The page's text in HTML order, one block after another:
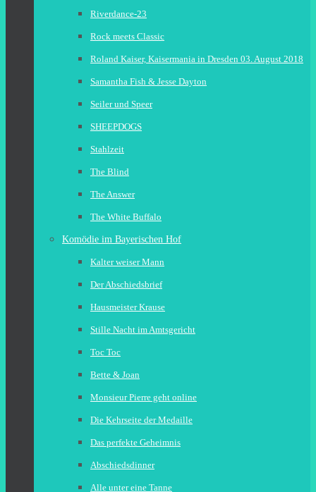
Riverdance-23
Rock meets Classic
Roland Kaiser, Kaisermania in Dresden 03. August 2018
Samantha Fish & Jesse Dayton
Seiler und Speer
SHEEPDOGS
Stahlzeit
The Blind
The Answer
The White Buffalo
Komödie im Bayerischen Hof
Kalter weiser Mann
Der Abschiedsbrief
Hausmeister Krause
Stille Nacht im Amtsgericht
Toc Toc
Bette & Joan
Monsieur Pierre geht online
Die Kehrseite der Medaille
Das perfekte Geheimnis
Abschiedsdinner
Alle unter eine Tanne